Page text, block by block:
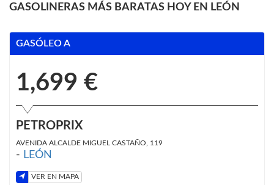
GASOLINERAS MÁS BARATAS HOY EN LEÓN
GASÓLEO A
1,699 €
PETROPRIX
AVENIDA ALCALDE MIGUEL CASTAÑO, 119
- LEÓN
VER EN MAPA